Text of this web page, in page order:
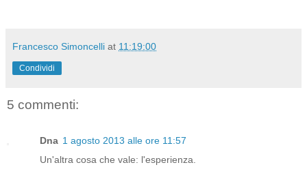
Francesco Simoncelli at 11:19:00
Condividi
5 commenti:
Dna 1 agosto 2013 alle ore 11:57
Un'altra cosa che vale: l'esperienza.